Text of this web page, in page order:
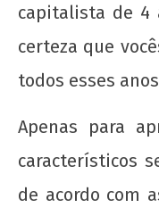
wp-
admin
capitalista de 4
certeza que
todos esses
Apenas para
característicos
de acordo com